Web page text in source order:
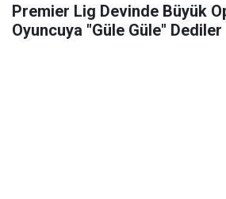
Premier Lig Devinde Büyük
Oyuncuya "Güle Güle" Dediler